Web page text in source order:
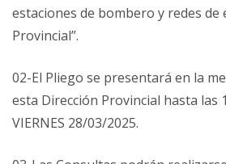
estaciones de bombero y redes de
Provincial”.
02-El Pliego se presentará en la
esta Dirección Provincial hasta las
VIERNES 28/03/2025.